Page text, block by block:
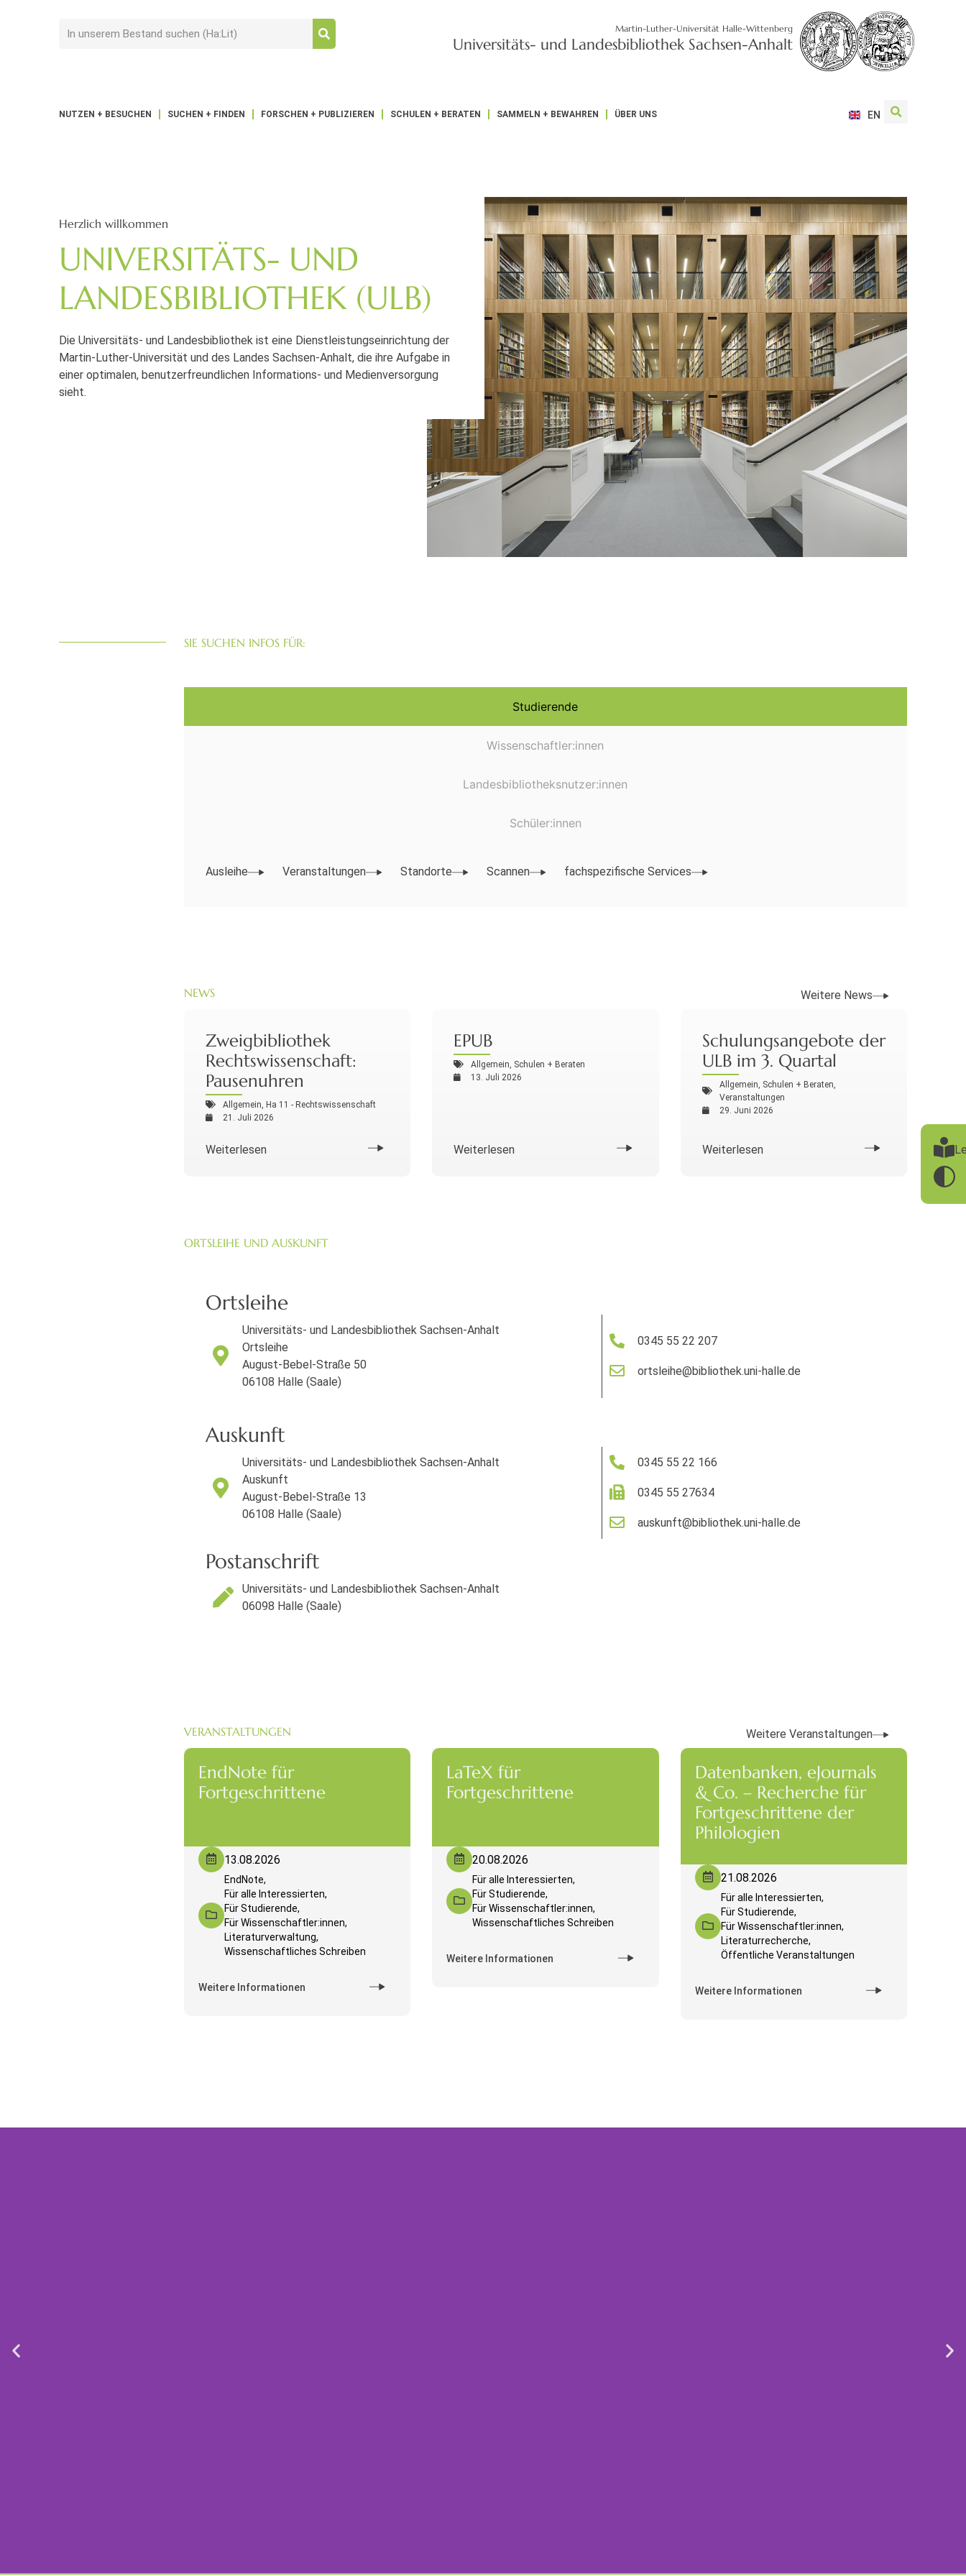
Martin-Luther-Universität Halle-Wittenberg
Universitäts- und Landesbibliothek Sachsen-Anhalt
NUTZEN + BESUCHEN SUCHEN + FINDEN FORSCHEN + PUBLIZIEREN SCHULEN + BERATEN SAMMELN + BEWAHREN ÜBER UNS EN
Herzlich willkommen
UNIVERSITÄTS- UND
LANDES­BIBLIOTHEK (ULB)
Die Universitäts- und Landesbibliothek ist eine Dienstleistungseinrichtung der
Martin-Luther-Universität und des Landes Sachsen-Anhalt, die ihre Aufgabe in
einer optimalen, benutzerfreundlichen Informations- und Medienversorgung
sieht.
SIE SUCHEN INFOS FÜR:
Studierende
Wissenschaftler:innen
Landesbibliotheksnutzer:innen
Schüler:innen
Ausleihe Veranstaltungen Standorte Scannen fachspezifische Services
Weitere News
NEWS
Zweigbibliothek
Rechtswissenschaft:
Pausenuhren
Allgemein, Ha 11 - Rechtswissenschaft
21. Juli 2026
Weiterlesen
EPUB
Allgemein, Schulen + Beraten
13. Juli 2026
Weiterlesen
Schulungsangebote der
ULB im 3. Quartal
Allgemein, Schulen + Beraten,
Veranstaltungen
29. Juni 2026
Weiterlesen
ORTSLEIHE UND AUSKUNFT
Ortsleihe
Universitäts- und Landesbibliothek Sachsen-Anhalt
Ortsleihe
August-Bebel-Straße 50
06108 Halle (Saale)
0345 55 22 207
ortsleihe@bibliothek.uni-halle.de
Auskunft
Universitäts- und Landesbibliothek Sachsen-Anhalt
Auskunft
August-Bebel-Straße 13
06108 Halle (Saale)
0345 55 22 166
0345 55 27634
auskunft@bibliothek.uni-halle.de
Postanschrift
Universitäts- und Landesbibliothek Sachsen-Anhalt
06098 Halle (Saale)
Weitere Veranstaltungen
VERANSTALTUNGEN
EndNote für
Fortgeschrittene
13.08.2026
EndNote,
Für alle Interessierten,
Für Studierende,
Für Wissenschaftler:innen,
Literaturverwaltung,
Wissenschaftliches Schreiben
Weitere Informationen
LaTeX für
Fortgeschrittene
20.08.2026
Für alle Interessierten,
Für Studierende,
Für Wissenschaftler:innen,
Wissenschaftliches Schreiben
Weitere Informationen
Datenbanken, eJournals
& Co. – Recherche für
Fortgeschrittene der
Philologien
21.08.2026
Für alle Interessierten,
Für Studierende,
Für Wissenschaftler:innen,
Literaturrecherche,
Öffentliche Veranstaltungen
Weitere Informationen